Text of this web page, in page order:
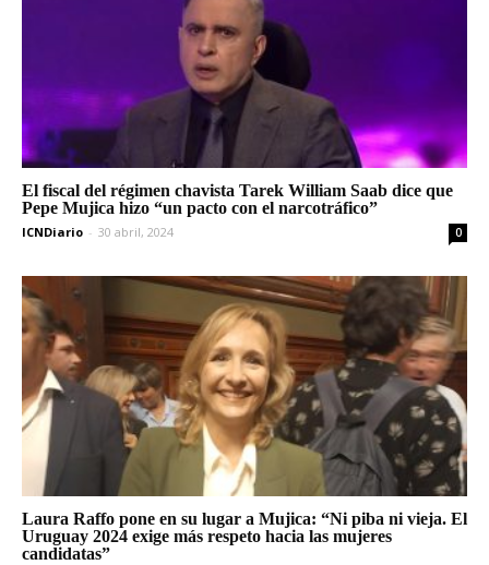
El fiscal del régimen chavista Tarek William Saab dice que
Pepe Mujica hizo “un pacto con el narcotráfico”
ICNDiario - 30 abril, 2024 0
Laura Raffo pone en su lugar a Mujica: “Ni piba ni vieja. El
Uruguay 2024 exige más respeto hacia las mujeres
candidatas”